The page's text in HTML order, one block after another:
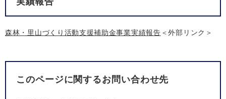
森林・里山づくり活動支援補助金事業実績報告 ＜外部リンク＞
このページに関するお問い合わせ先